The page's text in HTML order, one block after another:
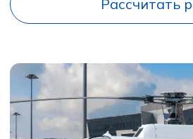
Рассчитать рейс
AIRBUS H130
Вместимость — 6 пассажирских мест